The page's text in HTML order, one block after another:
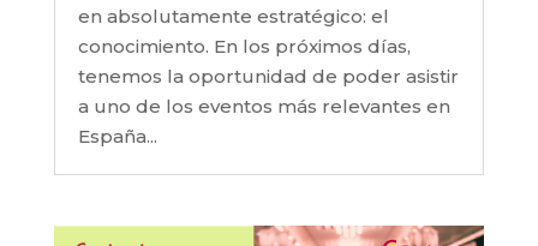
en absolutamente estratégico: el
conocimiento. En los próximos días,
tenemos la oportunidad de poder asistir
a uno de los eventos más relevantes en
España...